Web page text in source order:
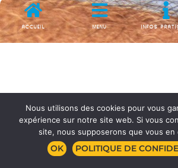
ACCUEIL MENU INFOS
Nous utilisons des cookies pour vous
expérience sur notre site web. Si vous
site, nous supposerons que vous en
OK POLITIQUE DE